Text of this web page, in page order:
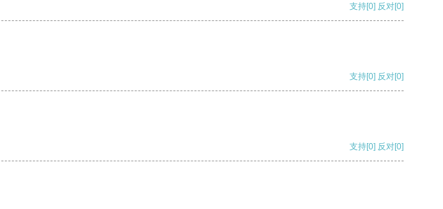
支持[0] 反对[0]
支持[0] 反对[0]
支持[0] 反对[0]